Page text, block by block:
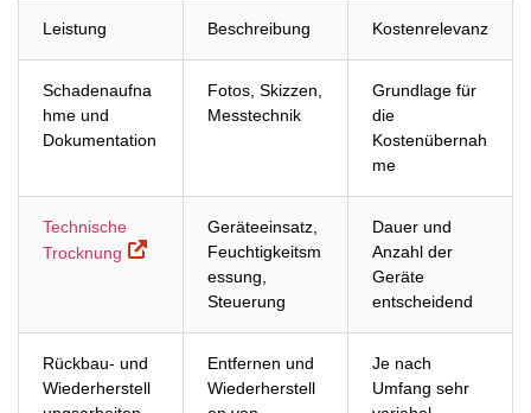
Leistung Beschreibung Kostenrelevanz
Schadenaufna
hme und
Dokumentation
Fotos, Skizzen,
Messtechnik
Grundlage für
die
Kostenübernah
me
Technische
Trocknung
Geräteeinsatz,
Feuchtigkeitsm
essung,
Steuerung
Dauer und
Anzahl der
Geräte
entscheidend
Rückbau- und
Wiederherstell
Entfernen und
Wiederherstell
Je nach
Umfang sehr